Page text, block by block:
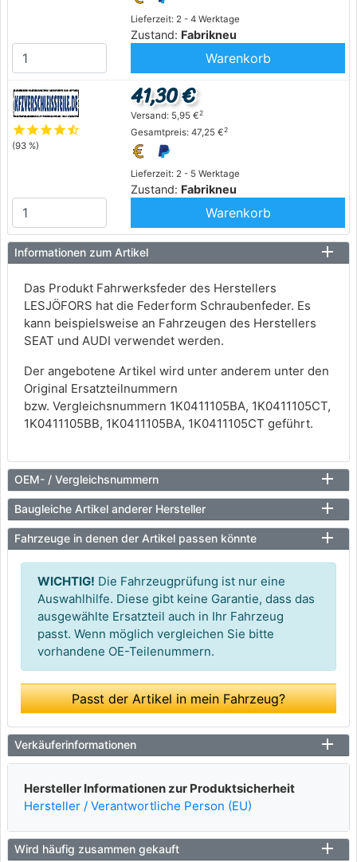
Lieferzeit: 2 - 4 Werktage
Zustand: Fabrikneu
Warenkorb
starstarstarstarstar_half
(93 %)
Lieferzeit: 2 - 5 Werktage
Zustand: Fabrikneu
41,30 €
Versand: 5,95 €2
Gesamtpreis: 47,25 €2
Warenkorb
Informationen zum Artikel
Das Produkt Fahrwerksfeder des Herstellers
LESJÖFORS hat die Federform Schraubenfeder. Es
kann beispielsweise an Fahrzeugen des Herstellers
SEAT und AUDI verwendet werden.
Der angebotene Artikel wird unter anderem unter den
Original Ersatzteilnummern
bzw. Vergleichsnummern 1K0411105BA, 1K0411105CT,
1K0411105BB, 1K0411105BA, 1K0411105CT geführt.
OEM- / Vergleichsnummern
Baugleiche Artikel anderer Hersteller
Fahrzeuge in denen der Artikel passen könnte
WICHTIG! Die Fahrzeugprüfung ist nur eine
Auswahlhilfe. Diese gibt keine Garantie, dass das
ausgewählte Ersatzteil auch in Ihr Fahrzeug
passt. Wenn möglich vergleichen Sie bitte
vorhandene OE-Teilenummern.
Passt der Artikel in mein Fahrzeug?
Verkäuferinformationen
Hersteller Informationen zur Produktsicherheit
Hersteller / Verantwortliche Person (EU)
Wird häufig zusammen gekauft